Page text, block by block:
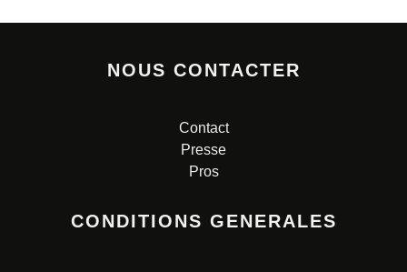
NOUS CONTACTER
Contact
Presse
Pros
CONDITIONS GENERALES